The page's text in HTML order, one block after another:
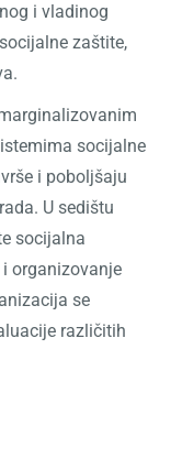
i vladinog
zaštite,
socijalne
i poboljšaju
U sedištu
socijalna
organizovanje
se
različitih